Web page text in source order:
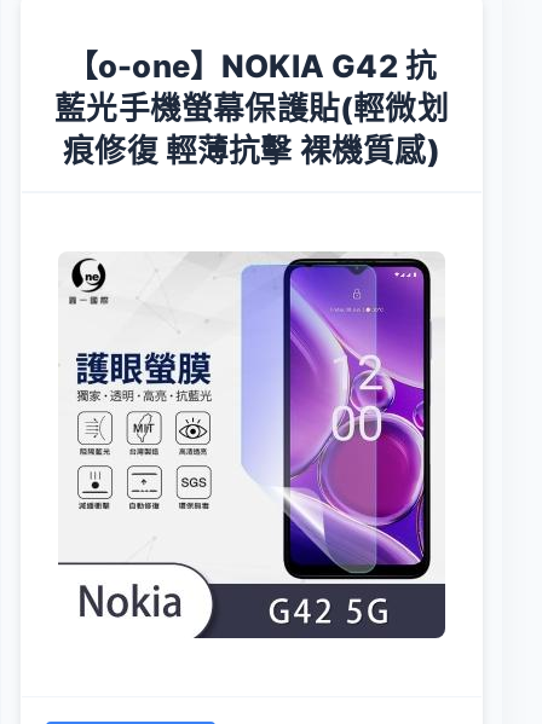
【o-one】NOKIA G42 抗
藍光手機螢幕保護貼(輕微划
痕修復 輕薄抗擊 裸機質感)